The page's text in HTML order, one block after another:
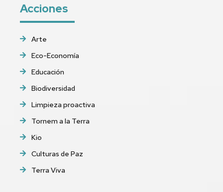
Acciones
Arte
Eco-Economía
Educación
Biodiversidad
Limpieza proactiva
Tornem a la Terra
Kio
Culturas de Paz
Terra Viva